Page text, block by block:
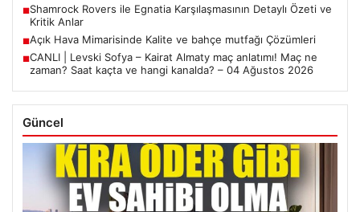
■Shamrock Rovers ile Egnatia Karşılaşmasının Detaylı Özeti ve
Kritik Anlar
■Açık Hava Mimarisinde Kalite ve bahçe mutfağı Çözümleri
■CANLI | Levski Sofya – Kairat Almaty maç anlatımı! Maç ne
zaman? Saat kaçta ve hangi kanalda? – 04 Ağustos 2026
Güncel